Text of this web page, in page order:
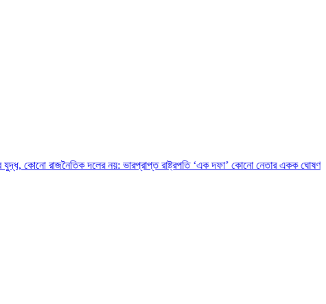
দলের নয়: ভারপ্রাপ্ত রাষ্ট্রপতি‘এক দফা’ কোনো নেতার একক ঘোষণা নয়, এটি